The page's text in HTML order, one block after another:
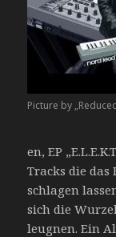
Picture by
en, EP
Tracks die
schlagen
sich die
leugnen. Ein